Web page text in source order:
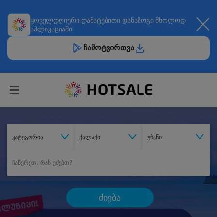
ყოველდღიური დამატებითი დანაზოგი მხოლოდ
აპლიკაციაში
ჩამოტვირთვა
კატეგორია ქალაქი უბანი
ძიება